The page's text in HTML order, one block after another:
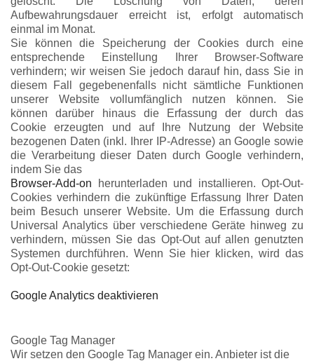
Aufbewahrungsdauer erreicht ist, erfolgt automatisch
einmal im Monat.
Sie können die Speicherung der Cookies durch eine
entsprechende Einstellung Ihrer Browser-Software
verhindern; wir weisen Sie jedoch darauf hin, dass Sie in
diesem Fall gegebenenfalls nicht sämtliche Funktionen
unserer Website vollumfänglich nutzen können. Sie
können darüber hinaus die Erfassung der durch das
Cookie erzeugten und auf Ihre Nutzung der Website
bezogenen Daten (inkl. Ihrer IP-Adresse) an Google sowie
die Verarbeitung dieser Daten durch Google verhindern,
indem Sie das
Browser-Add-on herunterladen und installieren. Opt-Out-
Cookies verhindern die zukünftige Erfassung Ihrer Daten
beim Besuch unserer Website. Um die Erfassung durch
Universal Analytics über verschiedene Geräte hinweg zu
verhindern, müssen Sie das Opt-Out auf allen genutzten
Systemen durchführen. Wenn Sie hier klicken, wird das
Opt-Out-Cookie gesetzt:
Google Analytics deaktivieren
Google Tag Manager
Wir setzen den Google Tag Manager ein. Anbieter ist die